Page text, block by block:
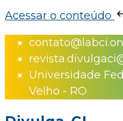
Acessar o conteúdo
Skip
contentUniversidade
Velho - RO